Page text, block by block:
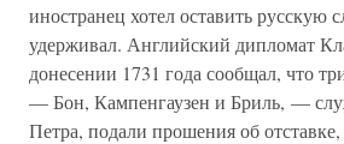
иностранец хотел оставить русскую
удерживал. Английский дипломат
донесении 1731 года сообщал, что
— Бон, Кампенгаузен и Бриль, —
Петра, подали прошения об